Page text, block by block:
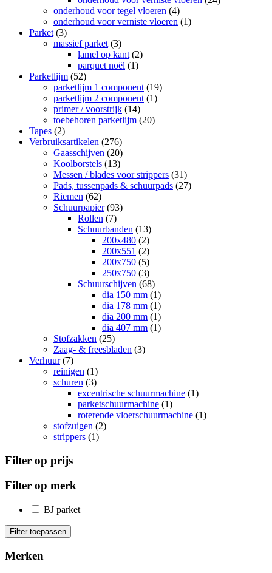
onderhoud voor tegel vloeren (4)
onderhoud voor verniste vloeren (1)
Parket (3)
massief parket (3)
lamel op kant (2)
parquet noël (1)
Parketlijm (52)
parketlijm 1 component (19)
parketlijm 2 component (1)
primer / voorstrijk (14)
toebehoren parketlijm (20)
Tapes (2)
Verbruiksartikelen (276)
Gaasschijven (20)
Koolborstels (13)
Messen / blades voor strippers (31)
Pads, tussenpads & schuurpads (27)
Riemen (62)
Schuurpapier (93)
Rollen (7)
Schuurbanden (13)
200x480 (2)
200x551 (2)
200x750 (5)
250x750 (3)
Schuurschijven (68)
dia 150 mm (1)
dia 178 mm (1)
dia 200 mm (1)
dia 407 mm (1)
Stofzakken (25)
Zaag- & freesbladen (3)
Verhuur (7)
reinigen (1)
schuren (3)
excentrische schuurmachine (1)
parketschuurmachine (1)
roterende vloerschuurmachine (1)
stofzuigen (2)
strippers (1)
Filter op prijs
Filter op merk
BJ parket
Filter toepassen
Merken